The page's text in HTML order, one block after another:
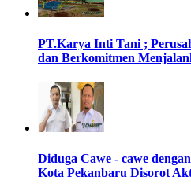
PT.Karya Inti Tani ;
dan Berkomitmen
Diduga Cawe - cawe
Kota Pekanbaru Disorot